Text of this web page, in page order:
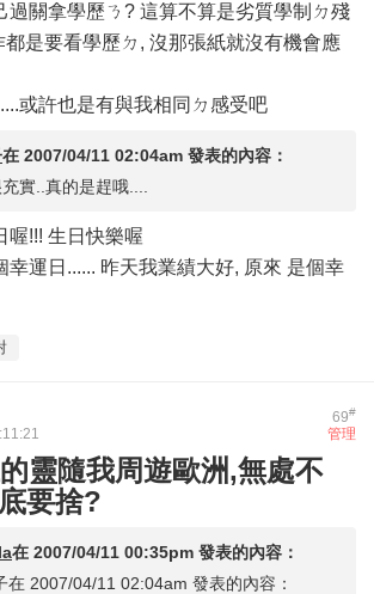
過關拿學歷ㄋ? 這算不算是劣質學制ㄉ殘
是要看學歷ㄉ, 沒那張紙就沒有機會應
或許也是有與我相同ㄉ感受吧
在 2007/04/11 02:04am 發表的內容：
實..真的是趕哦....
喔!!! 生日快樂喔
幸運日...... 昨天我業績大好, 原來 是個幸
69#
管理
靈隨我周遊歐洲,無處不
要捨?
在 2007/04/11 00:35pm 發表的內容：
在 2007/04/11 02:04am 發表的內容：